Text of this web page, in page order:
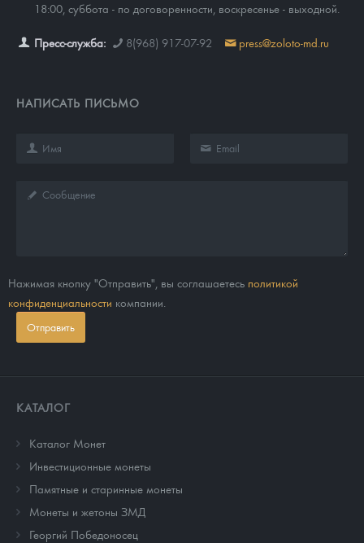
18:00, суббота - по договоренности, воскресенье - выходной.
Пресс-служба: 8(968) 917-07-92 press@zoloto-md.ru
НАПИСАТЬ ПИСЬМО
Нажимая кнопку "Отправить", вы соглашаетесь политикой
конфиденциальности компании.
Отправить
КАТАЛОГ
Каталог Монет
Инвестиционные монеты
Памятные и старинные монеты
Монеты и жетоны ЗМД
Георгий Победоносец